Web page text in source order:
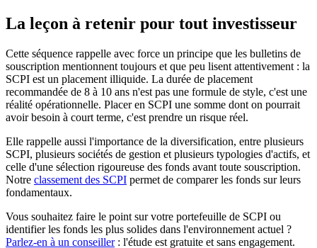
La leçon à retenir pour tout investisseur
Cette séquence rappelle avec force un principe que les bulletins de
souscription mentionnent toujours et que peu lisent attentivement : la
SCPI est un placement illiquide. La durée de placement
recommandée de 8 à 10 ans n'est pas une formule de style, c'est une
réalité opérationnelle. Placer en SCPI une somme dont on pourrait
avoir besoin à court terme, c'est prendre un risque réel.
Elle rappelle aussi l'importance de la diversification, entre plusieurs
SCPI, plusieurs sociétés de gestion et plusieurs typologies d'actifs, et
celle d'une sélection rigoureuse des fonds avant toute souscription.
Notre classement des SCPI permet de comparer les fonds sur leurs
fondamentaux.
Vous souhaitez faire le point sur votre portefeuille de SCPI ou
identifier les fonds les plus solides dans l'environnement actuel ?
Parlez-en à un conseiller: l'étude est gratuite et sans engagement.